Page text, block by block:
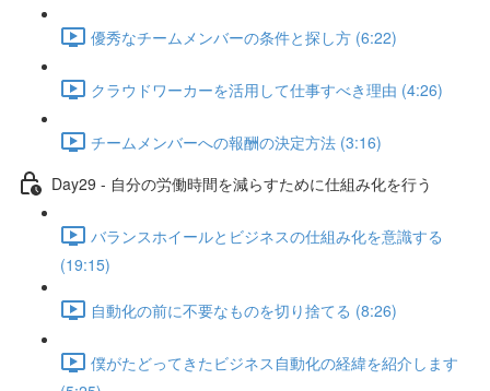
優秀なチームメンバーの条件と探し方 (6:22)
クラウドワーカーを活用して仕事すべき理由 (4:26)
チームメンバーへの報酬の決定方法 (3:16)
Day29 - 自分の労働時間を減らすために仕組み化を行う
バランスホイールとビジネスの仕組み化を意識する
(19:15)
自動化の前に不要なものを切り捨てる (8:26)
僕がたどってきたビジネス自動化の経緯を紹介します